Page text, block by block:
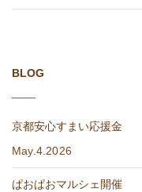
BLOG
京都安心すまい応援金
May.4.2026
ぱおぱおマルシェ開催